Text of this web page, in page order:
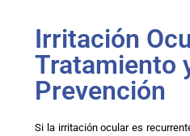
Irritación
Tratamiento
Prevención
Si la irritación ocular es